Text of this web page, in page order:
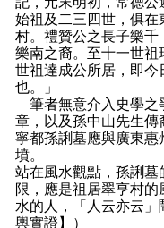
始祖及二三四世，俱
村。禮贊公之長子樂
樂南之裔。至十一世
世祖達成公所居，即今
也。」
筆者無意介入史學之
章，以及孫中山先生
寧都孫誗墓應與廣東
墳。
站在風水觀點，孫誗
限，應是祖居翠亨村
水的人，「人云亦云
輿實證】）